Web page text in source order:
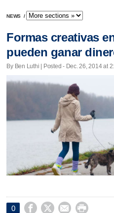
NEWS /
Formas creativas
pueden ganar
By Ben Luthi | Posted - Dec. 26, 2014 at
0    